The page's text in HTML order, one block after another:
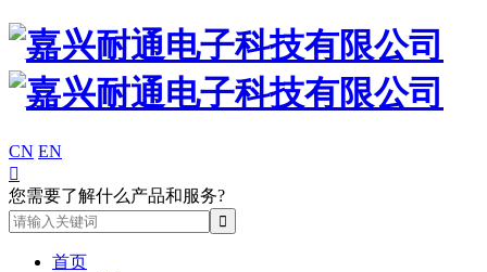
CN EN

您需要了解什么产品和服务?
首页